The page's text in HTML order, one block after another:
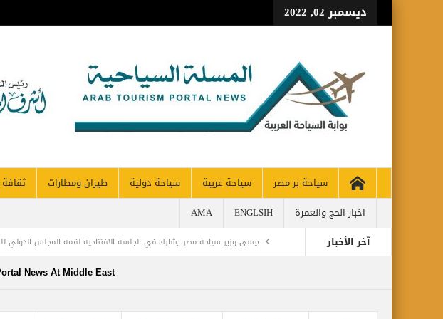
ديسمبر 02, 2022
سياحة بر مصر سياحة عربية سياحة دولية طيران ومطارات ثقافة
اخبار الحج والعمرة
ENGLSIH
AMA
آخر الأخبار
عيسى وزير سياحة مصر يشارك في الجلسة الافتتاحية لقمة المجلس الدولي
اليمن تودع أمير الشعراء … وشاعر الفصحى وأديب الأمة د. عبد العزيز المقالح
News At Middle East